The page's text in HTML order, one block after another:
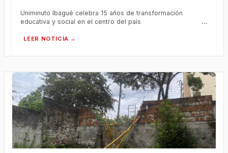
Uniminuto Ibagué celebra 15 años de transformación
educativa y social en el centro del país